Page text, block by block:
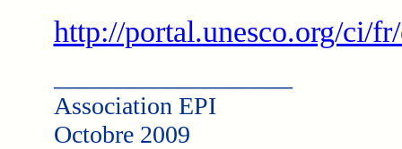
http://portal.unesco.org/ci/
Association EPI
Octobre 2009